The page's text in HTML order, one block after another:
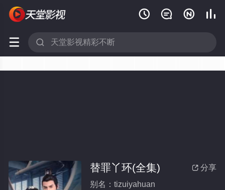
   
 
 分享
替罪丫环(全集)
别名：tizuiyahuan